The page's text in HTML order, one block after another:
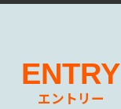
ENTRY
エントリー